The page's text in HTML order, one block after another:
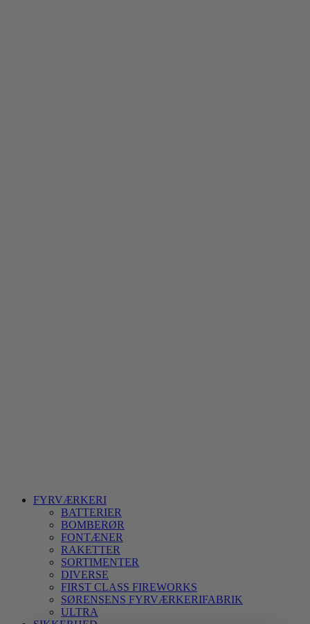
FYRVÆRKERI
BATTERIER
BOMBERØR
FONTÆNER
RAKETTER
SORTIMENTER
DIVERSE
FIRST CLASS FIREWORKS
SØRENSENS FYRVÆRKERIFABRIK
ULTRA